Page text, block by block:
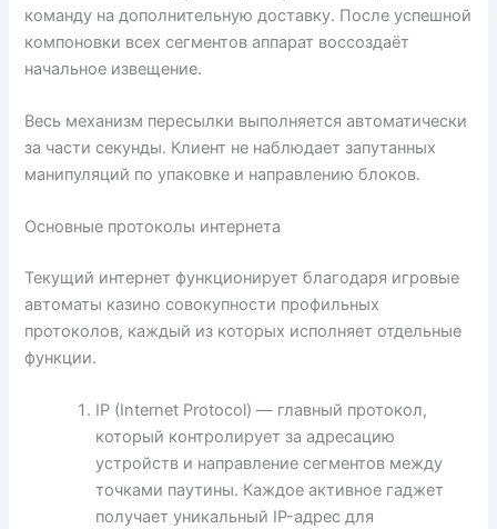
команду на дополнительную доставку. После успешной
компоновки всех сегментов аппарат воссоздаёт
начальное извещение.
Весь механизм пересылки выполняется автоматически
за части секунды. Клиент не наблюдает запутанных
манипуляций по упаковке и направлению блоков.
Основные протоколы интернета
Текущий интернет функционирует благодаря игровые
автоматы казино совокупности профильных
протоколов, каждый из которых исполняет отдельные
функции.
IP (Internet Protocol) — главный протокол,
который контролирует за адресацию
устройств и направление сегментов между
точками паутины. Каждое активное гаджет
получает уникальный IP-адрес для